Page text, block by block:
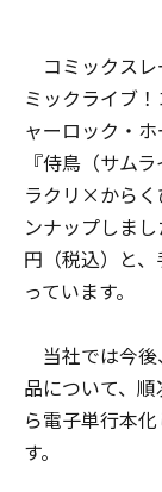
コミックスレ
ミックライブ
ャーロック・
『侍鳥（サム
ラクリ×からく
ンナップしま
円（税込）と
っています。
当社では今後
品について、順
ら電子単行本
す。